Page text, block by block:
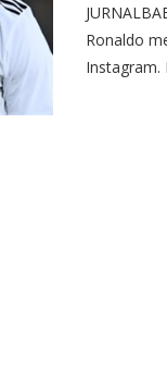
Ronaldo
Instagram.